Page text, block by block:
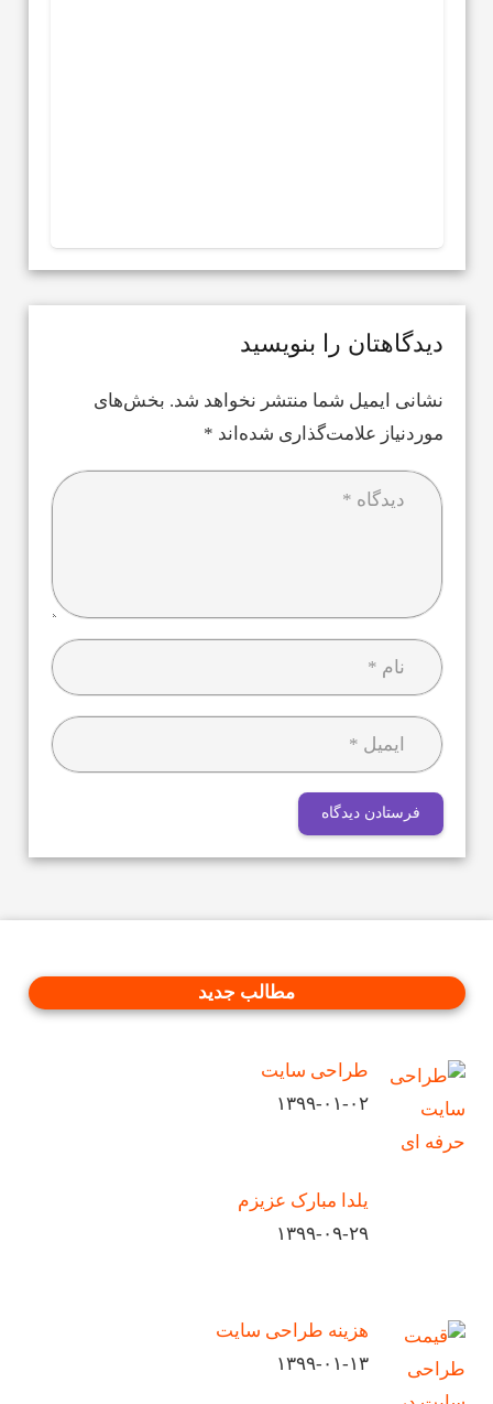
دیدگاهتان را بنویسید
نشانی ایمیل شما منتشر نخواهد شد. بخش‌های
موردنیاز علامت‌گذاری شده‌اند *
فرستادن دیدگاه
مطالب جدید
طراحی سایت
۱۳۹۹-۰۱-۰۲
یلدا مبارک عزیزم
۱۳۹۹-۰۹-۲۹
هزینه طراحی سایت
۱۳۹۹-۰۱-۱۳